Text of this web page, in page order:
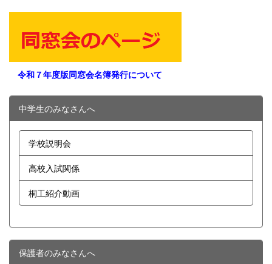
令和７年度版同窓会名簿発行について
中学生のみなさんへ
学校説明会
高校入試関係
桐工紹介動画
保護者のみなさんへ